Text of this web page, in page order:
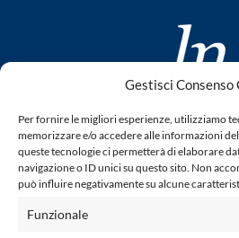
Gestisci Consenso
Per fornire le migliori esperienze, utilizziamo
memorizzare e/o accedere alle informazioni
queste tecnologie ci permetterà di elaborare
navigazione o ID unici su questo sito. Non
può influire negativamente su alcune
Funzionale
fondato da Romano
Questo blog non rappresenta una
quanto viene aggiornato senza
legge n° 62 del 7.03.2001. L'autore